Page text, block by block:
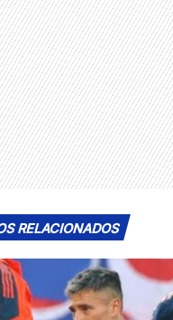
RELACIONADOS